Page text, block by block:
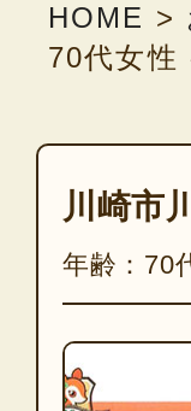
HOME >
70代女性
川崎市
年齢：70